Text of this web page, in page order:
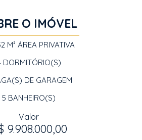
O IMÓVEL
M² ÁREA PRIVATIVA
DORMITÓRIO(S)
DE GARAGEM
5 BANHEIRO(S)
Valor
9.908.000,00